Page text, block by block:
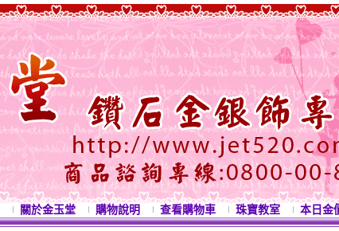
關於金玉堂 購物說明 查看購物車 珠寶教室 本日金